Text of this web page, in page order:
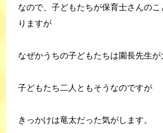
なので、子どもたちが保育士さんの
りますが
なぜかうちの子どもたちは園長先生が
子どもたち二人ともそうなのですが
きっかけは竜太だった気がします。